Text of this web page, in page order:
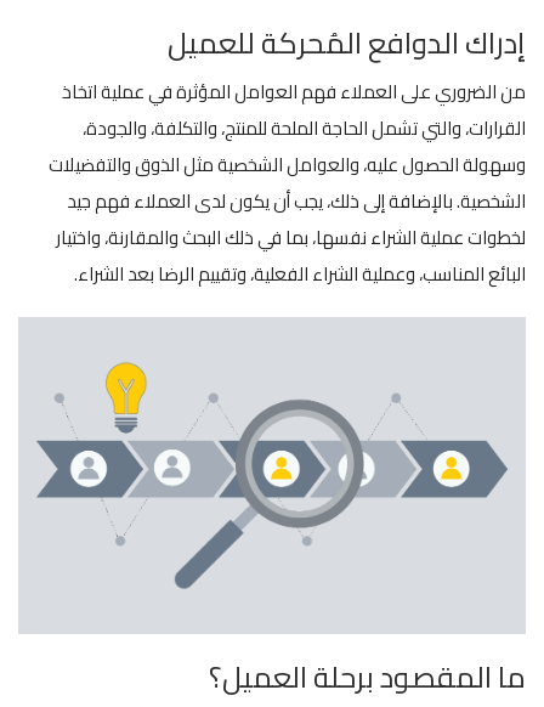
إدراك الدوافع المُحركة للعميل
من الضروري على العملاء فهم العوامل المؤثرة في عملية اتخاذ
القرارات، والتي تشمل الحاجة الملحة للمنتج، والتكلفة، والجودة،
وسهولة الحصول عليه، والعوامل الشخصية مثل الذوق والتفضيلات
الشخصية. بالإضافة إلى ذلك، يجب أن يكون لدى العملاء فهم جيد
لخطوات عملية الشراء نفسها، بما في ذلك البحث والمقارنة، واختيار
البائع المناسب، وعملية الشراء الفعلية، وتقييم الرضا بعد الشراء.
ما المقصود برحلة العميل؟